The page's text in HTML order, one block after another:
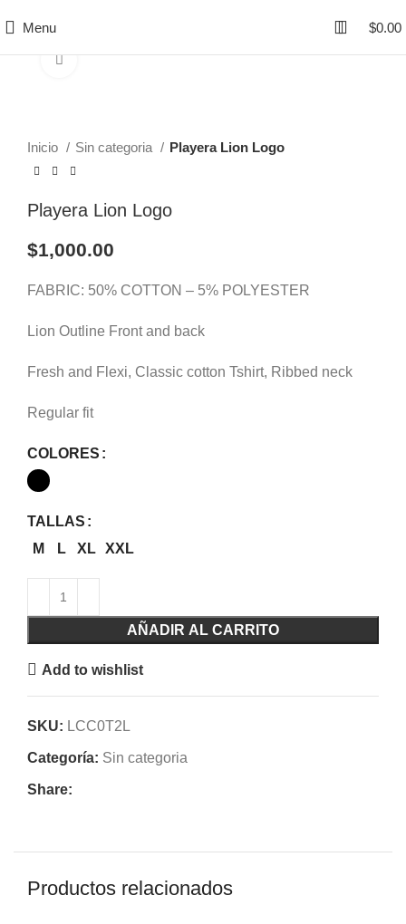
Menu $0.00
Click to enlarge
Inicio Sin categoria Playera Lion Logo
Playera Lion Logo
$1,000.00
FABRIC: 50% COTTON – 5% POLYESTER
Lion Outline Front and back
Fresh and Flexi, Classic cotton Tshirt, Ribbed neck
Regular fit
COLORES
TALLAS
M
L XL XXL
AÑADIR AL CARRITO
Add to wishlist
SKU: LCC0T2L
Categoría: Sin categoria
Share:
Productos relacionados